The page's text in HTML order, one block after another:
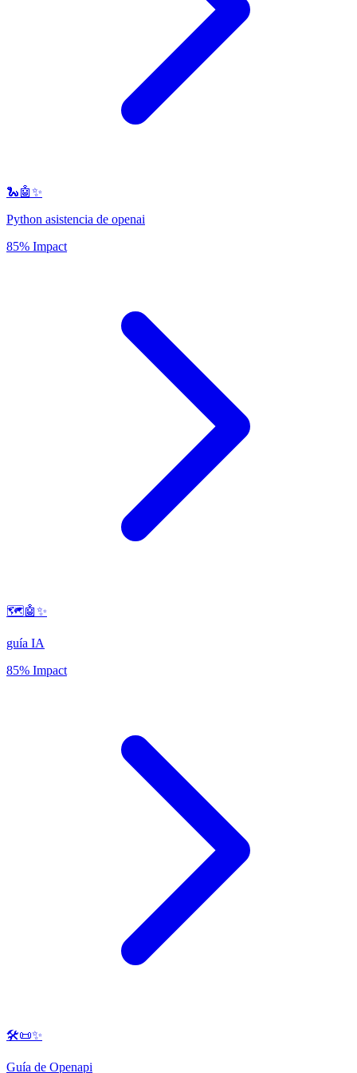
🐍🤖✨
Python asistencia de openai
85% Impact
🗺️🤖✨
guía IA
85% Impact
🛠️📜✨
Guía de Openapi